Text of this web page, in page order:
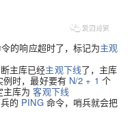
的响应超时了，标记为主观
主库已经主观下线了，主库
例时，最好要有N/2 + 1 个
主库为客观下线
的 PING命令，哨兵就会把